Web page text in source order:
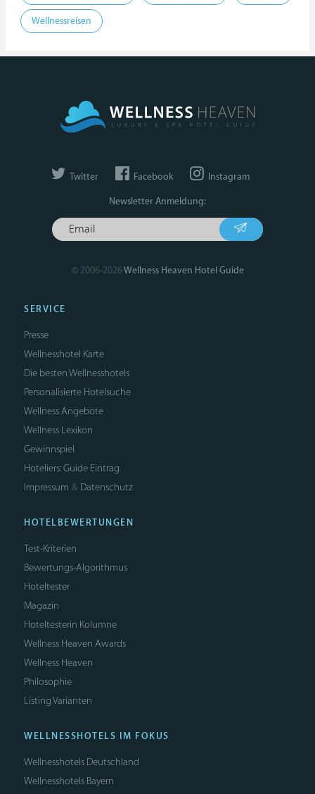
Wellnessreisen
Twitter Facebook Instagram
Newsletter Anmeldung:
© 2006-2026Wellness Heaven Hotel Guide
SERVICE
Presse
Wellnesshotel Karte
Die besten Wellnesshotels
Personalisierte Hotelsuche
Wellness Angebote
Wellness Lexikon
Gewinnspiel
Hoteliers: Guide Eintrag
Impressum & Datenschutz
HOTELBEWERTUNGEN
Test-Kriterien
Bewertungs-Algorithmus
Hoteltester
Magazin
Hoteltesterin Kolumne
Wellness Heaven Awards
Wellness Heaven
Philosophie
Listing Varianten
WELLNESSHOTELS IM FOKUS
Wellnesshotels Deutschland
Wellnesshotels Bayern